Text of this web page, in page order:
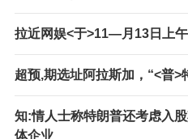
拉近网娱<于>11—月13日上
超预,期选址阿拉斯加，“<普>
知:情人士称特朗普还考虑入
体企业